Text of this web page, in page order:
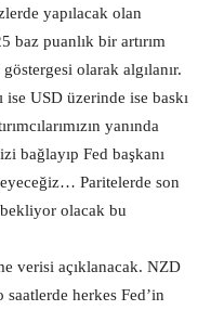
yapılacak olan
baz puanlık bir artırım
olarak algılanır.
ise USD üzerinde ise baskı
yanında
bağlayıp Fed başkanı
Paritelerde son
olacak bu
verisi açıklanacak. NZD
herkes Fed’in